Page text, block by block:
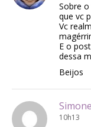
Sobre
que vc
Vc
E o
dessa
Beijos
Simone
10h13